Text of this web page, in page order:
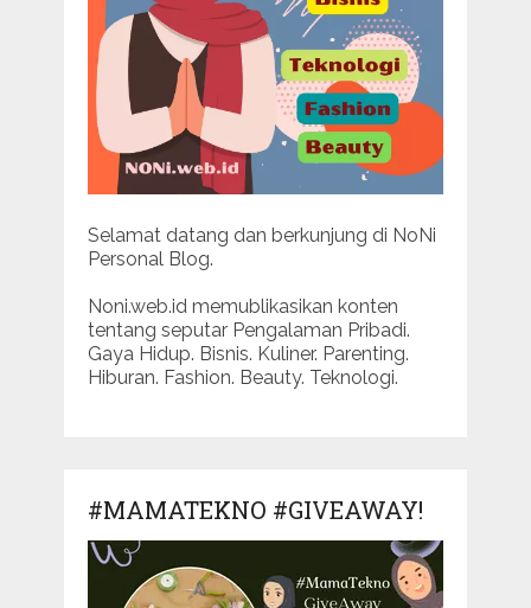
Selamat datang dan berkunjung di NoNi
Personal Blog.
Noni.web.id memublikasikan konten
tentang seputar Pengalaman Pribadi.
Gaya Hidup. Bisnis. Kuliner. Parenting.
Hiburan. Fashion. Beauty. Teknologi.
#MAMATEKNO #GIVEAWAY!